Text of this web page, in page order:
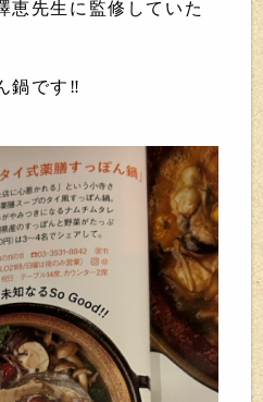
恵先生に監修していた
鍋です‼️